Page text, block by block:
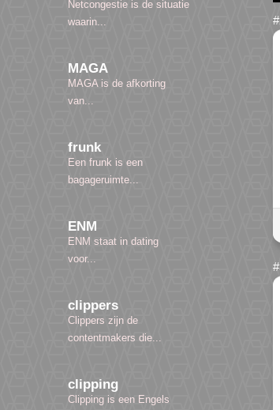
Netcongestie is de situatie
waarin...
MAGA
MAGA is de afkorting
van...
frunk
Een frunk is een
bagageruimte...
ENM
ENM staat in dating
voor...
clippers
Clippers zijn de
contentmakers die...
clipping
Clipping is een Engels